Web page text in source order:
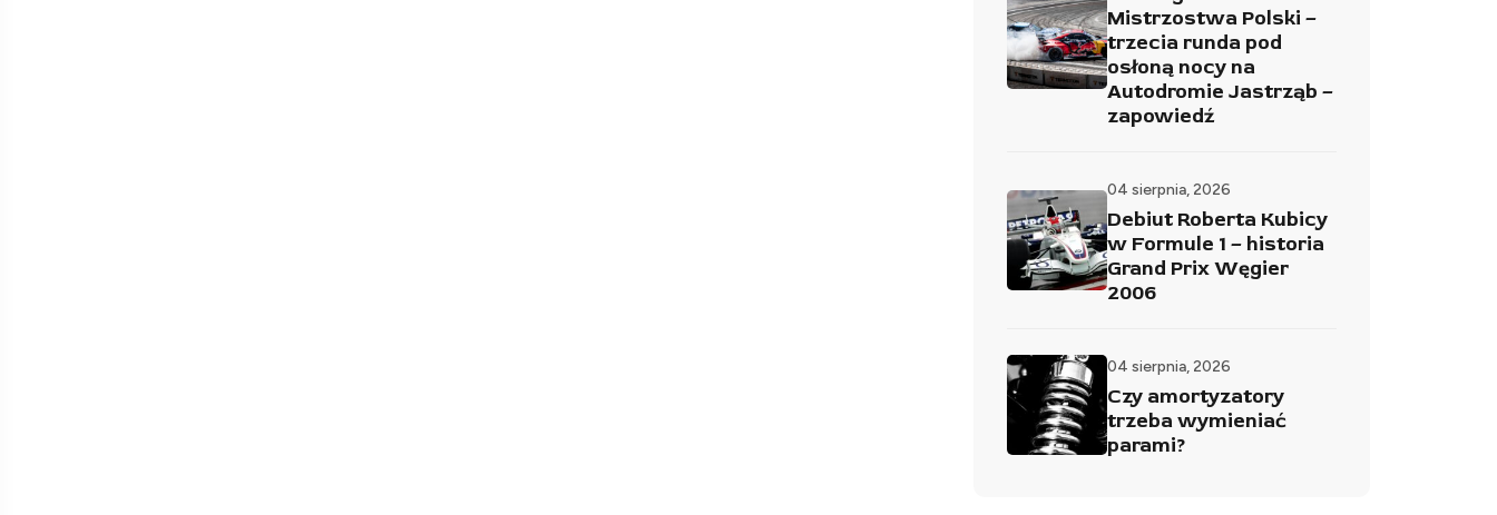
Mistrzostwa Polski –
trzecia runda pod
osłoną nocy na
Autodromie Jastrząb –
zapowiedź
04 sierpnia, 2026
Debiut Roberta Kubicy
w Formule 1 – historia
Grand Prix Węgier
2006
04 sierpnia, 2026
Czy amortyzatory
trzeba wymieniać
parami?